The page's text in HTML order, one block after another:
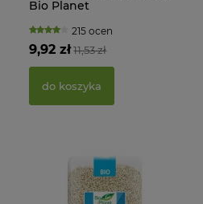
Bio Planet
215 ocen
11,53 zł
9,92 zł
do koszyka